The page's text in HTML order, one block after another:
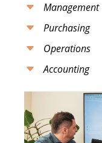
Management
Purchasing
Operations
Accounting